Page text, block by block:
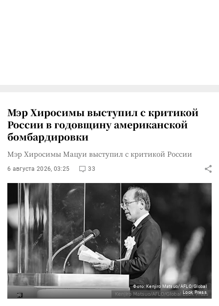
Мэр Хиросимы выступил с критикой
России в годовщину американской
бомбардировки
Мэр Хиросимы Мацуи выступил с критикой России
6 августа 2026, 03:25 33
Фото: Kenjiro Matsuo/AFLO/Global
Look Press